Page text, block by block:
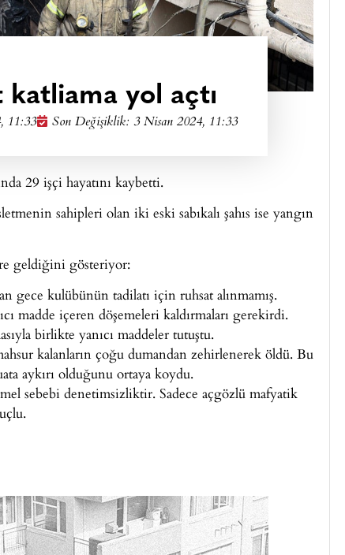
katliama yol açtı
11:33 Son Değişiklik: 3 Nisan 2024, 11:33
29 işçi hayatını kaybetti.
sahipleri olan iki eski sabıkalı şahıs ise yangın
geldiğini gösteriyor:
gece kulübünün tadilatı için ruhsat alınmamış.
madde içeren döşemeleri kaldırmaları gerekirdi.
birlikte yanıcı maddeler tutuştu.
kalanların çoğu dumandan zehirlenerek öldü. Bu
aykırı olduğunu ortaya koydu.
sebebi denetimsizliktir. Sadece açgözlü mafyatik